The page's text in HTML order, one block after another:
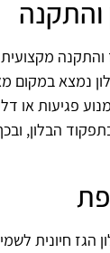
והתקנה
והתקנה
נמצא במקום
פגיעות או
הבלון,
חיונית